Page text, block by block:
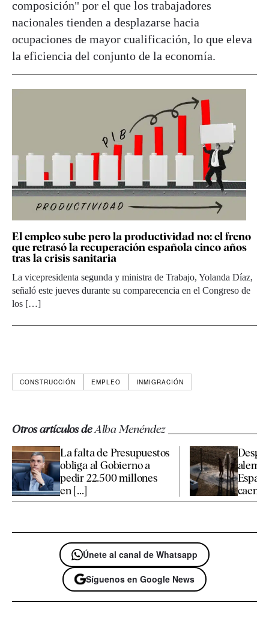
composición" por el que los trabajadores
nacionales tienden a desplazarse hacia
ocupaciones de mayor cualificación, lo que eleva
la eficiencia del conjunto de la economía.
El empleo sube pero la productividad no: el freno
que retrasó la recuperación española cinco años
tras la crisis sanitaria
La vicepresidenta segunda y ministra de Trabajo, Yolanda Díaz,
señaló este jueves durante su comparecencia en el Congreso de
los […]
CONSTRUCCIÓN EMPLEO INMIGRACIÓN
Otros artículos deAlba Menéndez
La falta de Presupuestos
obliga al Gobierno a
pedir 22.500 millones
en [...]
caen
Únete al canal de Whatsapp
Síguenos en Google News